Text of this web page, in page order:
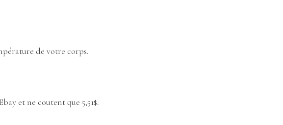
de votre corps.
et ne coutent que 5,51$.